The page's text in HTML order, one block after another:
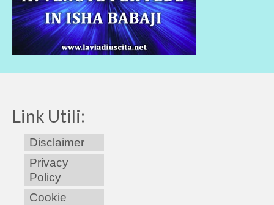
Link Utili:
Disclaimer
Privacy
Policy
Cookie